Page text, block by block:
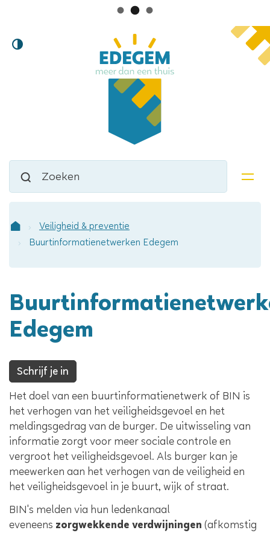
Naar
inhoud
Hoog
Lokaal
kunnen
helpen?
Zoeken
Startpagina
Veiligheid & preventie
Buurtinformatienetwerken Edegem
Edegem
Schrijf je in
Het doel van een buurtinformatienetwerk of BIN is
het verhogen van het veiligheidsgevoel en het
meldingsgedrag van de burger. De uitwisseling van
informatie zorgt voor meer sociale controle en
vergroot het veiligheidsgevoel. Als burger kan je
meewerken aan het verhogen van de veiligheid en
het veiligheidsgevoel in je buurt, wijk of straat.
BIN's melden via hun ledenkanaal
eveneens zorgwekkende verdwijningen (afkomstig